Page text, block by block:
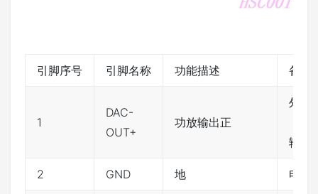
引脚序号 引脚名称 功能描述 备注
1
DAC-
OUT+
功放输出正
外接
输出
2 GND 地 电源